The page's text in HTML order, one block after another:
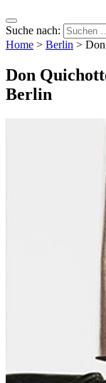
Suche nach:
Home > Berlin >
Don
Berlin